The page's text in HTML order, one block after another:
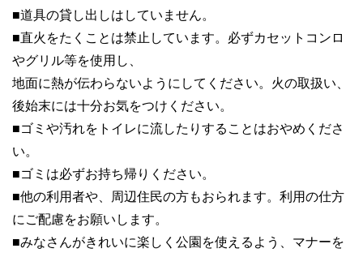
■道具の貸し出しはしていません。
■直火をたくことは禁止しています。必ずカセットコンロ
やグリル等を使用し、
地面に熱が伝わらないようにしてください。火の取扱い、
後始末には十分お気をつけください。
■ゴミや汚れをトイレに流したりすることはおやめくださ
い。
■ゴミは必ずお持ち帰りください。
■他の利用者や、周辺住民の方もおられます。利用の仕方
にご配慮をお願いします。
■みなさんがきれいに楽しく公園を使えるよう、マナーを